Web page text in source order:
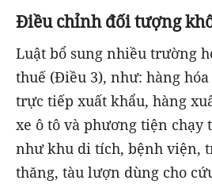
Điều chỉnh đối tượng
Luật bổ sung nhiều trường
thuế (Điều 3), như: hàng
trực tiếp xuất khẩu, hàng
xe ô tô và phương tiện chạy
như khu di tích, bệnh viện,
thăng, tàu lượn dùng cho